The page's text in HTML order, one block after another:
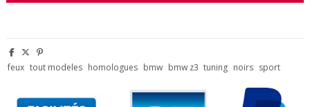
feux tout modeles homologues bmw bmw z3 tuning noirs sport